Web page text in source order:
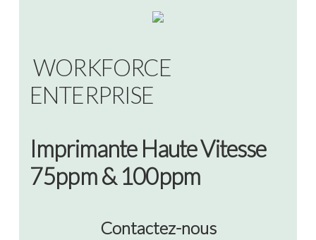
WORKFORCE
ENTERPRISE
Imprimante Haute Vitesse
75ppm & 100ppm
Contactez-nous